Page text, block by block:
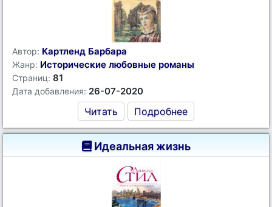
Автор: Картленд Барбара
Жанр: Исторические любовные романы
Страниц: 81
Дата добавления: 26-07-2020
Читать Подробнее
Идеальная жизнь